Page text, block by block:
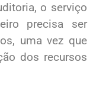
o serviço
precisa ser
uma vez que
dos recursos